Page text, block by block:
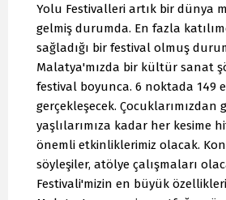
Yolu Festivalleri artık bir dünya
gelmiş durumda. En fazla
sağladığı bir festival olmuş
Malatya'mızda bir kültür sanat
festival boyunca. 6 noktada 149
gerçekleşecek. Çocuklarımızdan
yaşlılarımıza kadar her kesime
önemli etkinliklerimiz olacak.
söyleşiler, atölye çalışmaları
Festivali'mizin en büyük